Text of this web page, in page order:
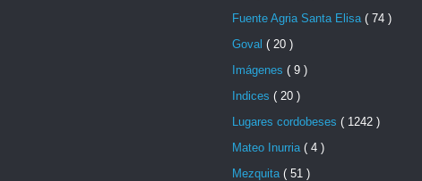
Fuente Agria Santa Elisa ( 74 )
Goval ( 20 )
Imágenes ( 9 )
Indices ( 20 )
Lugares cordobeses ( 1242 )
Mateo Inurria ( 4 )
Mezquita ( 51 )